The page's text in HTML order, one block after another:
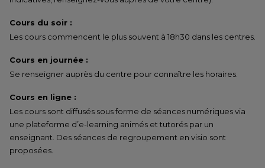
Cours du soir :
Les cours commencent le plus souvent à 18h30 dans les centres.
Cours en journée :
Se renseigner auprès du centre pour connaître les horaires.
Cours en ligne :
Les cours sont diffusés sous forme de séances numériques via
une plateforme d’e-learning animés et tutorés par un
enseignant. Des séances de regroupement en visio sont
proposées.